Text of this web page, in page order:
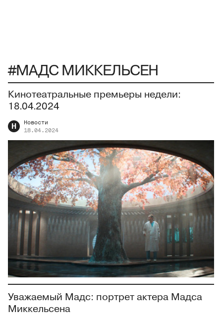
#МАДС МИККЕЛЬСЕН
Кинотеатральные премьеры недели:
18.04.2024
Н
Новости
18.04.2024
Уважаемый Мадс: портрет актера Мадса
Миккельсена